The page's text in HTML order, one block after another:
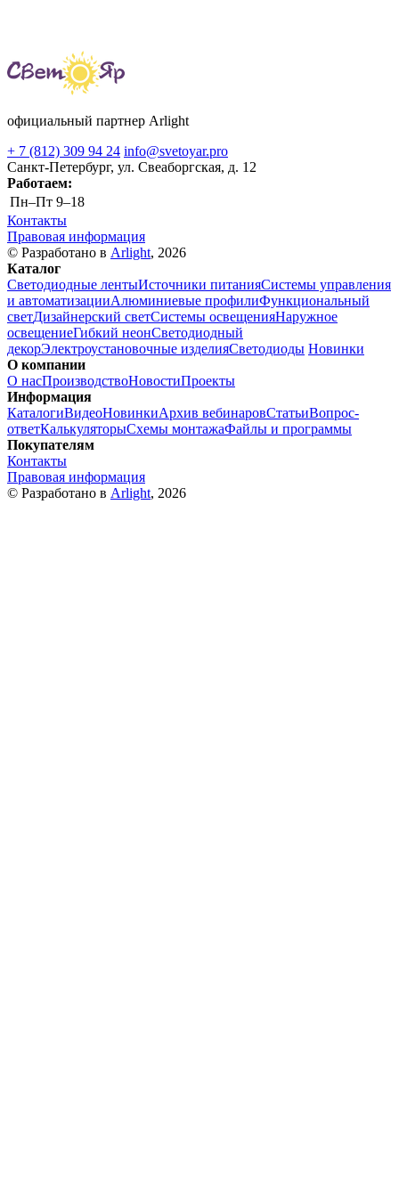
официальный партнер Arlight
+ 7 (812) 309 94 24 info@svetoyar.pro
Санкт-Петербург, ул. Свеаборгская, д. 12
Работаем:
Пн–Пт 9–18
Контакты
Правовая информация
© Разработано в Arlight, 2026
Каталог
Светодиодные лентыИсточники питанияСистемы управления
и автоматизацииАлюминиевые профилиФункциональный
светДизайнерский светСистемы освещенияНаружное
освещениеГибкий неонСветодиодный
декорЭлектроустановочные изделияСветодиоды Новинки
О компании
О насПроизводствоНовостиПроекты
Информация
КаталогиВидеоНовинкиАрхив вебинаровСтатьиВопрос-
ответКалькуляторыСхемы монтажаФайлы и программы
Покупателям
Контакты
Правовая информация
© Разработано в Arlight, 2026